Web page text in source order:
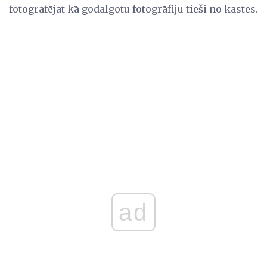
fotografējat kā godalgotu fotogrāfiju tieši no kastes.
ad